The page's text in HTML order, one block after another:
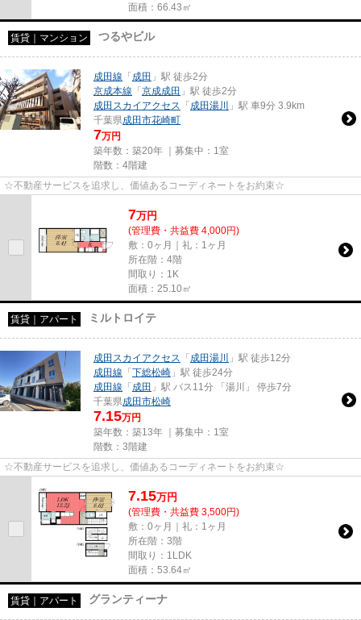
面積：66.43㎡
賃貸｜マンション つるやビル
成田線 「成田 」駅 徒歩2分
京成本線 「京成成田 」駅 徒歩2分
成田スカイアクセス
「成田湯川
」駅 車9分 3.9km
千葉県成田市花崎町
7万円
築年数：築20年 ｜募集中： 1室
階数：4階建
☆不動産サービスを追求し、価値あるコーディネートをお約束☆
7万円
(管理費・共益費 4,000円)
敷：0ヶ月｜礼：1ヶ月
所在階：4階
間取り：1K
面積：25.10㎡
賃貸｜アパート ミルトロイテ
成田スカイアクセス 「成田湯川
」駅 徒歩12分
成田線 「下総松崎 」駅 徒歩24分
成田線 「成田 」駅 バス11分 「湯川」 停歩7分
千葉県成田市松崎
7.15万円
築年数：築13年 ｜募集中： 1室
階数：3階建
☆不動産サービスを追求し、価値あるコーディネートをお約束☆
7.15万円
(管理費・共益費 3,500円)
敷：0ヶ月｜礼：1ヶ月
所在階：3階
間取り：1LDK
面積：53.64㎡
賃貸｜アパート グランティーナ